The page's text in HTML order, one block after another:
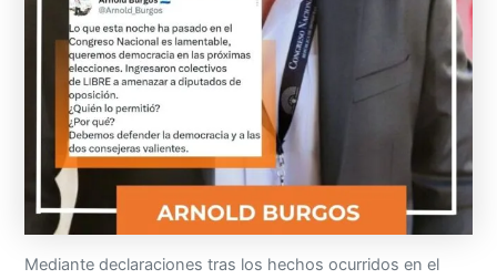
Mediante declaraciones tras los hechos ocurridos en el